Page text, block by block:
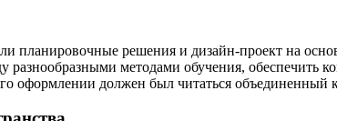
планировочные решения и дизайн-проект на
разнообразными методами обучения, обеспечить
оформлении должен был читаться объединенный